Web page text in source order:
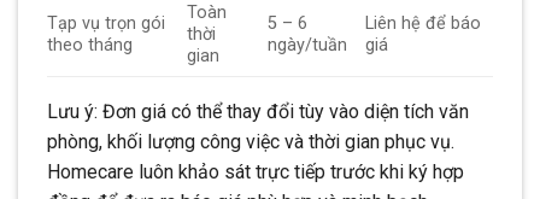
Tạp vụ trọn gói
theo tháng
Toàn
thời
gian
5 – 6
ngày/tuần
Liên hệ để báo
giá
Lưu ý: Đơn giá có thể thay đổi tùy vào diện tích văn
phòng, khối lượng công việc và thời gian phục vụ.
Homecare luôn khảo sát trực tiếp trước khi ký hợp